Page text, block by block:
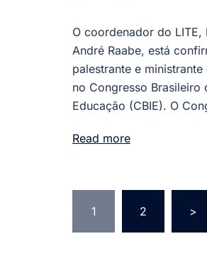
O coordenador do LITE,
André Raabe, está
palestrante e
no Congresso Brasileiro
Educação (CBIE). O
Read more
Paginação
de
1 2 >